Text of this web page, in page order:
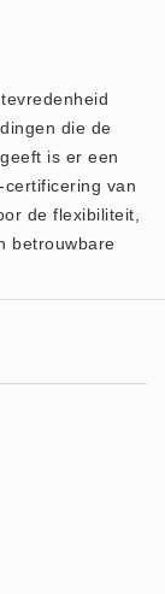
die de
is er een
van
de flexibiliteit,
betrouwbare